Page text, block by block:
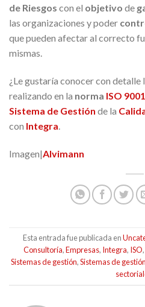
de Riesgos con el objetivo de
las organizaciones y poder
que pueden afectar al correcto
mismas.
¿Le gustaría conocer con detalle
realizando en la norma ISO 9001
Sistema de Gestión de la
con Integra
Imagen|Alvimann
Esta entrada fue publicada en
Consultoría,Empresas, Integra, ISO,
Sistemas de gestión,Sistemas de